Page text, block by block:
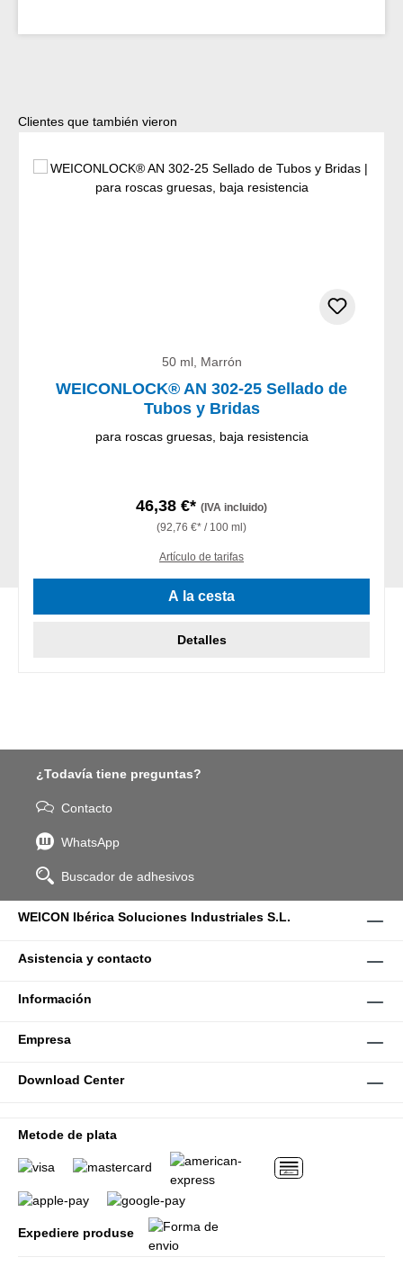
Omitir la galería de productos
Clientes que también vieron
50 ml, Marrón
WEICONLOCK® AN 302-25 Sellado de
Tubos y Bridas
para roscas gruesas, baja resistencia
46,38 €* (IVA incluido)
(92,76 €* / 100 ml)
Artículo de tarifas
A la cesta
Detalles
¿Todavía tiene preguntas?
Contacto
WhatsApp
Buscador de adhesivos
WEICON Ibérica Soluciones Industriales S.L.
Asistencia y contacto
Información
Empresa
Download Center
Metode de plata
Expediere produse